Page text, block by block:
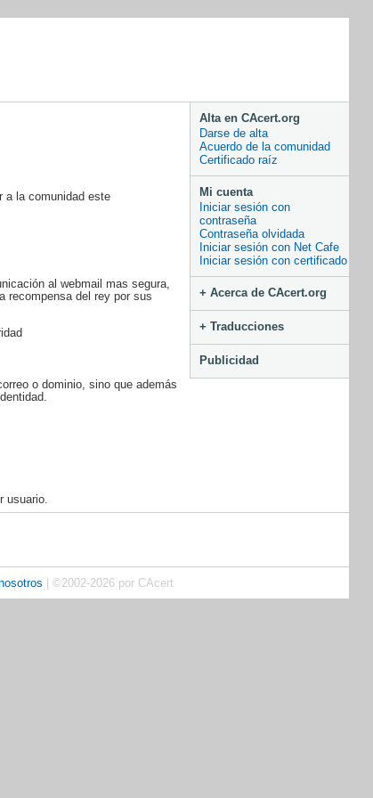
Alta en CAcert.org
Darse de alta
Acuerdo de la comunidad
Certificado raíz
Mi cuenta
Iniciar sesión con
contraseña
Contraseña olvidada
Iniciar sesión con Net Cafe
Iniciar sesión con certificado
+ Acerca de CAcert.org
+ Traducciones
Publicidad
a la comunidad este
al webmail mas segura,
recompensa del rey por sus
o dominio, sino que además
usuario.
| ©2002-2026 por CAcert